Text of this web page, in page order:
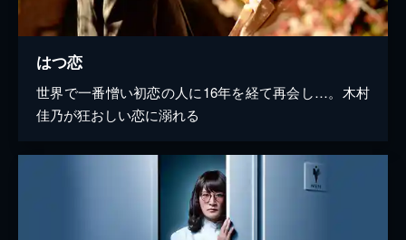
はつ恋
世界で一番憎い初恋の人に16年を経て再会し…。木村
佳乃が狂おしい恋に溺れる